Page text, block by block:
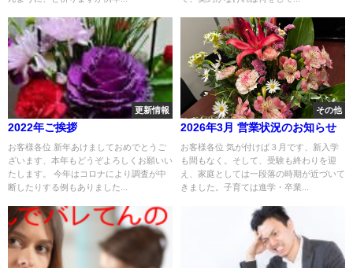
更新情報
2022年ご挨拶
お客様各位 新年あけましておめでとうご
ざいます、本年もどうぞよろしくお願いい
たします。 今年はコロナにより調査が中
断したりする例もありました...
その他
2026年3月 営業状況のお知らせ
お客様各位 気が付けば３月です、新入学
も間もなく。そして、受験も終わりを迎
え、家庭としては一段落の時期が近づいて
きました。子育ては進学・卒業...